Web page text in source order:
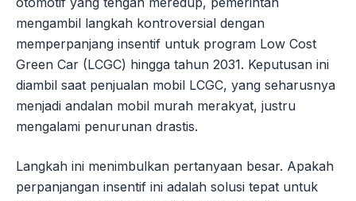
mengambil langkah kontroversial dengan
memperpanjang insentif untuk program Low Cost
Green Car (LCGC) hingga tahun 2031. Keputusan ini
diambil saat penjualan mobil LCGC, yang seharusnya
menjadi andalan mobil murah merakyat, justru
mengalami penurunan drastis.
Langkah ini menimbulkan pertanyaan besar. Apakah
perpanjangan insentif ini adalah solusi tepat untuk